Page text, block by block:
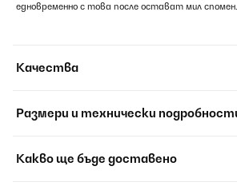
едновременно с това после остават мил спомен.
Качества
Размери и технически
Какво ще бъде доставено